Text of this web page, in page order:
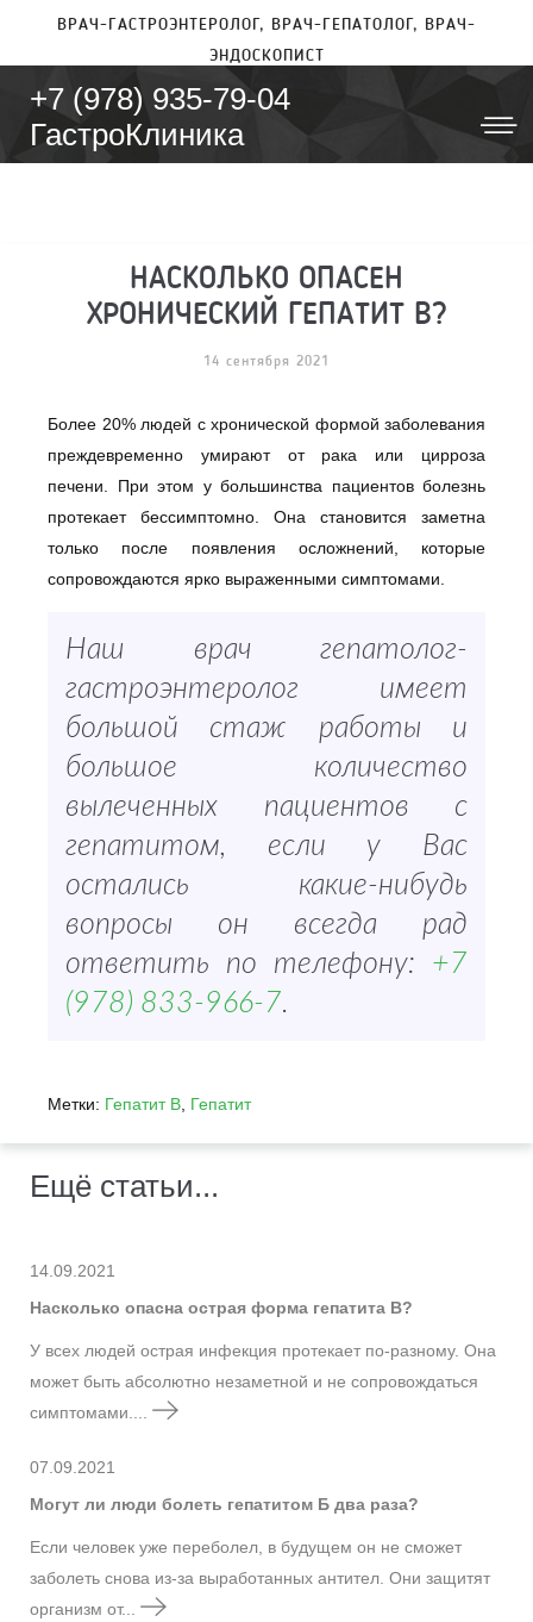
ВРАЧ-ГАСТРОЭНТЕРОЛОГ, ВРАЧ-ГЕПАТОЛОГ, ВРАЧ-
ЭНДОСКОПИСТ
+7 (978) 935-79-04
ГастроКлиника
НАСКОЛЬКО ОПАСЕН
ХРОНИЧЕСКИЙ ГЕПАТИТ B?
14 сентября 2021
Более 20% людей с хронической формой заболевания
преждевременно умирают от рака или цирроза
печени. При этом у большинства пациентов болезнь
протекает бессимптомно. Она становится заметна
только после появления осложнений, которые
сопровождаются ярко выраженными симптомами.
Наш врач гепатолог-
гастроэнтеролог имеет
большой стаж работы и
большое количество
вылеченных пациентов с
гепатитом, если у Вас
остались какие-нибудь
вопросы он всегда рад
ответить по телефону: +7
(978) 833-966-7.
Метки: Гепатит В Гепатит
Ещё статьи...
14.09.2021
Насколько опасна острая форма гепатита B?
У всех людей острая инфекция протекает по-разному. Она
может быть абсолютно незаметной и не сопровождаться
симптомами....
07.09.2021
Могут ли люди болеть гепатитом Б два раза?
Если человек уже переболел, в будущем он не сможет
заболеть снова из-за выработанных антител. Они защитят
организм от...